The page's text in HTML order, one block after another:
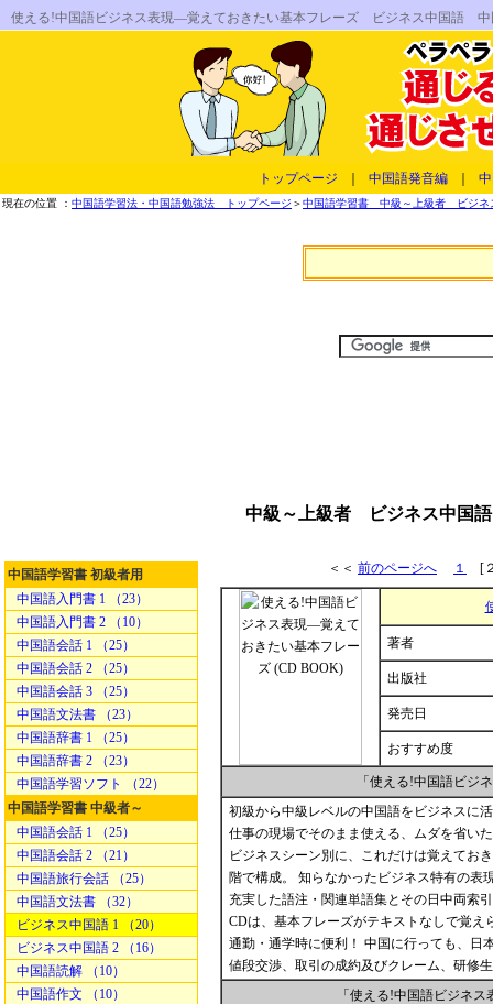
使える!中国語ビジネス表現―覚えておきたい基本フレーズ ビジネス中国語
トップページ 中国語発音編
現在の位置 ： 中国語学習法・中国語勉強法 トップページ ＞中国語学習書 中級～上級者 ビジネ
中級～上級者 ビジネス中国
中国語学習書 初級者用
中国語入門書 1 （23）
中国語入門書 2 （10）
中国語会話 1 （25）
中国語会話 2 （25）
中国語会話 3 （25）
中国語文法書 （23）
中国語辞書 1 （25）
中国語辞書 2 （23）
中国語学習ソフト （22）
中国語学習書 中級者～
中国語会話 1 （25）
中国語会話 2 （21）
中国語旅行会話 （25）
中国語文法書 （32）
ビジネス中国語 1 （20）
ビジネス中国語 2 （16）
中国語読解 （10）
中国語作文 （10）
＜＜ 前のページへ １ [
著者
出版社
発売日
おすすめ度
「使える!中国語ビ
初級から中級レベルの中国語をビジネスに
仕事の現場でそのまま使える、ムダを省い
ビジネスシーン別に、これだけは覚えてお
階で構成。 知らなかったビジネス特有の表
充実した語注・関連単語集とその日中両索
CDは、基本フレーズがテキストなしで覚え
通勤・通学時に便利！ 中国に行っても、日
値段交渉、取引の成約及びクレーム、研修
「使える!中国語ビジネ